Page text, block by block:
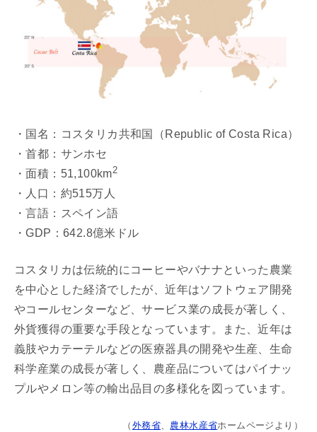
・国名：コスタリカ共和国（Republic of Costa Rica）
・首都：サンホセ
・面積：51,100km2
・人口：約515万人
・言語：スペイン語
・GDP：642.8億米ドル
コスタリカは伝統的にコーヒーやバナナといった農業
を中心とした経済でしたが、近年はソフトウェア開発
やコールセンターなど、サービス業の成長が著しく、
外貨獲得の重要な手段となっています。また、近年は
義肢やカテーテルなどの医療器具の開発や生産、生命
科学産業の成長が著しく、農産品についてはパイナッ
プルやメロン等の輸出品目の多様化を図っています。
（ 外務省、 農林水産省ホームページより）